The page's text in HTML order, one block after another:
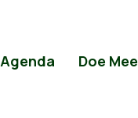
Agenda Doe Mee